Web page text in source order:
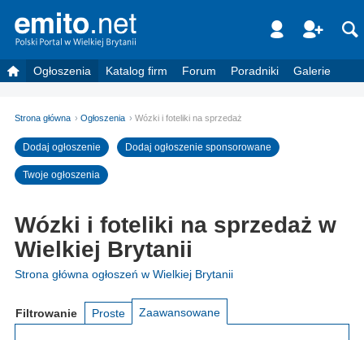
Ogłoszenia Katalog firm Forum Poradniki Galerie
Strona główna Ogłoszenia Wózki i foteliki na sprzedaż
Dodaj ogłoszenie Dodaj ogłoszenie sponsorowane
Twoje ogłoszenia
Wózki i foteliki na sprzedaż w
Wielkiej Brytanii
Strona główna ogłoszeń w Wielkiej Brytanii
Filtrowanie Proste Zaawansowane